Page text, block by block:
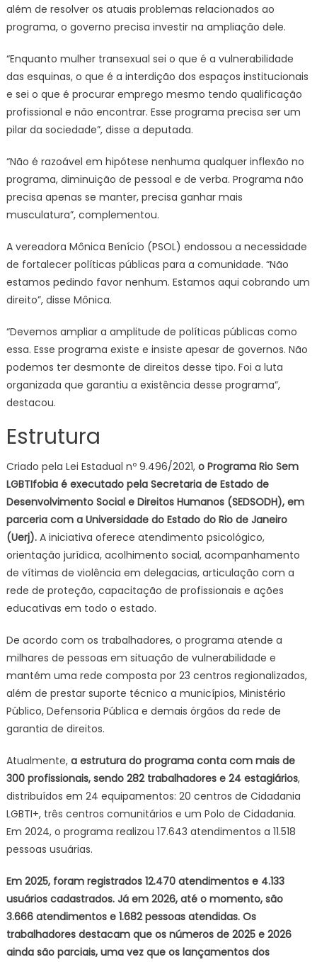
além de resolver os atuais problemas relacionados ao
programa, o governo precisa investir na ampliação dele.
“Enquanto mulher transexual sei o que é a vulnerabilidade
das esquinas, o que é a interdição dos espaços institucionais
e sei o que é procurar emprego mesmo tendo qualificação
profissional e não encontrar. Esse programa precisa ser um
pilar da sociedade”, disse a deputada.
“Não é razoável em hipótese nenhuma qualquer inflexão no
programa, diminuição de pessoal e de verba. Programa não
precisa apenas se manter, precisa ganhar mais
musculatura”, complementou.
A vereadora Mônica Benício (PSOL) endossou a necessidade
de fortalecer políticas públicas para a comunidade. “Não
estamos pedindo favor nenhum. Estamos aqui cobrando um
direito”, disse Mônica.
“Devemos ampliar a amplitude de políticas públicas como
essa. Esse programa existe e insiste apesar de governos. Não
podemos ter desmonte de direitos desse tipo. Foi a luta
organizada que garantiu a existência desse programa”,
destacou.
Estrutura
Criado pela Lei Estadual nº 9.496/2021, o Programa Rio Sem
LGBTIfobia é executado pela Secretaria de Estado de
Desenvolvimento Social e Direitos Humanos (SEDSODH), em
parceria com a Universidade do Estado do Rio de Janeiro
(Uerj). A iniciativa oferece atendimento psicológico,
orientação jurídica, acolhimento social, acompanhamento
de vítimas de violência em delegacias, articulação com a
rede de proteção, capacitação de profissionais e ações
educativas em todo o estado.
De acordo com os trabalhadores, o programa atende a
milhares de pessoas em situação de vulnerabilidade e
mantém uma rede composta por 23 centros regionalizados,
além de prestar suporte técnico a municípios, Ministério
Público, Defensoria Pública e demais órgãos da rede de
garantia de direitos.
Atualmente,a estrutura do programa conta com mais de
300 profissionais, sendo 282 trabalhadores e 24 estagiários,
distribuídos em 24 equipamentos: 20 centros de Cidadania
LGBTI+, três centros comunitários e um Polo de Cidadania.
Em 2024, o programa realizou 17.643 atendimentos a 11.518
pessoas usuárias.
Em 2025, foram registrados 12.470 atendimentos e 4.133
usuários cadastrados. Já em 2026, até o momento, são
3.666 atendimentos e 1.682 pessoas atendidas. Os
trabalhadores destacam que os números de 2025 e 2026
ainda são parciais, uma vez que os lançamentos dos